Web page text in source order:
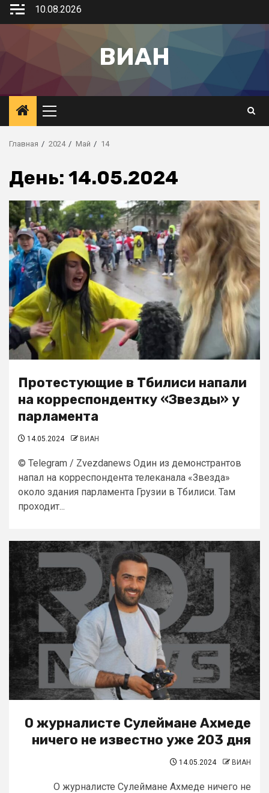
10.08.2026
ВИАН
Главная 2024 Май 14
День: 14.05.2024
Протестующие в Тбилиси напали
на корреспондентку «Звезды» у
парламента
14.05.2024 ВИАН
© Telegram / Zvezdanews Один из демонстрантов
напал на корреспондента телеканала «Звезда»
около здания парламента Грузии в Тбилиси. Там
проходит...
О журналисте Сулеймане Ахмеде
ничего не известно уже 203 дня
14.05.2024 ВИАН
О журналисте Сулеймане Ахмеде ничего не